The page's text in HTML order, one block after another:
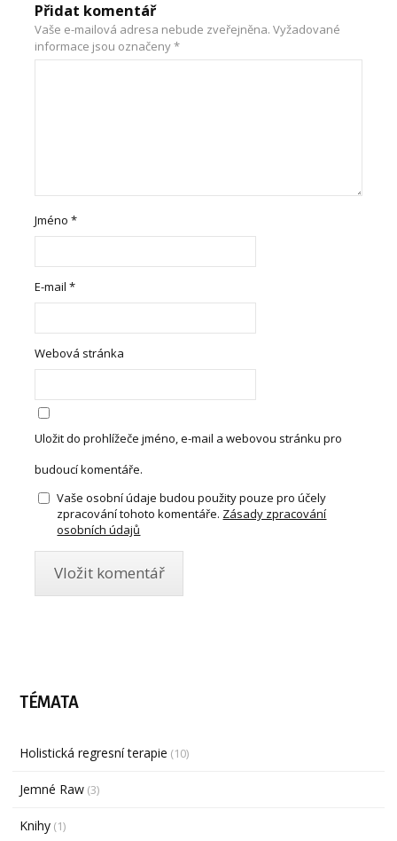
Přidat komentář
Vaše e-mailová adresa nebude zveřejněna. Vyžadované
informace jsou označeny*
Jméno*
E-mail*
Webová stránka
Uložit do prohlížeče jméno, e-mail a webovou stránku pro
budoucí komentáře.
Vaše osobní údaje budou použity pouze pro účely
zpracování tohoto komentáře. Zásady zpracování
osobních údajů
TÉMATA
Holistická regresní terapie (10)
Jemné Raw (3)
Knihy (1)